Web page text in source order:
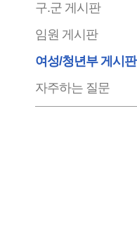
구.군 게시판
임원 게시판
여성/청년부 게시판
자주하는 질문